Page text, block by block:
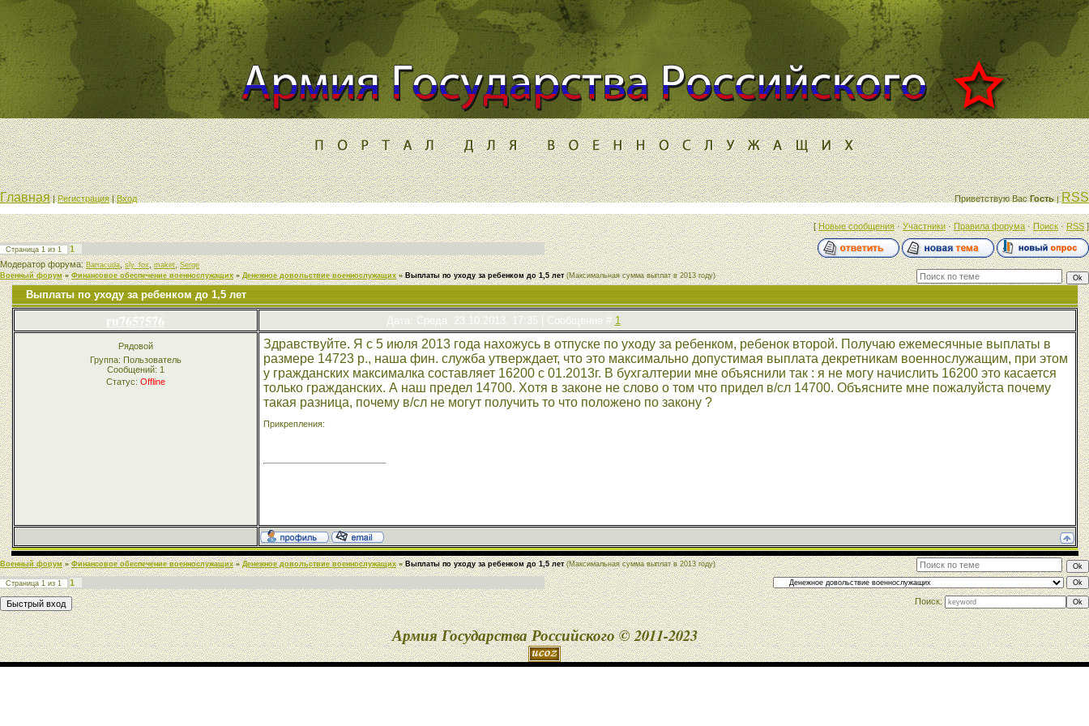
Главная|Регистрация|Вход Приветствую Вас Гость |RSS
[Новые сообщения·Участники·Правила форума·Поиск·RSS]
Страница 1 из 1
1
Модератор форума:Barracuda,sly_fox,maket,Serge
Военный форум » Финансовое обеспечение военнослужащих » Денежное довольствие военнослужащих » Выплаты по уходу за ребенком до 1,5 лет (Максимальная сумма выплат в 2013 году)
Выплаты по уходу за ребенком до 1,5 лет
ru7657576 Дата: Среда, 23.10.2013, 17:35 | Сообщение # 1
Рядовой
Группа: Пользователь
Сообщений: 1
Статус: Offline
Здравствуйте. Я с 5 июля 2013 года нахожусь в отпуске по уходу за ребенком, ребенок второй. Получаю ежемесячные выплаты в
размере 14723 р., наша фин. служба утверждает, что это максимально допустимая выплата декретникам военнослужащим, при этом
у гражданских максималка составляет 16200 с 01.2013г. В бухгалтерии мне объяснили так : я не могу начислить 16200 это касается
только гражданских. А наш предел 14700. Хотя в законе не слово о том что придел в/сл 14700. Объясните мне пожалуйста почему
такая разница, почему в/сл не могут получить то что положено по закону ?
Прикрепления:
Военный форум » Финансовое обеспечение военнослужащих » Денежное довольствие военнослужащих » Выплаты по уходу за ребенком до 1,5 лет (Максимальная сумма выплат в 2013 году)
Страница 1 из 1
1
Поиск:
Армия Государства Российского © 2011-2023